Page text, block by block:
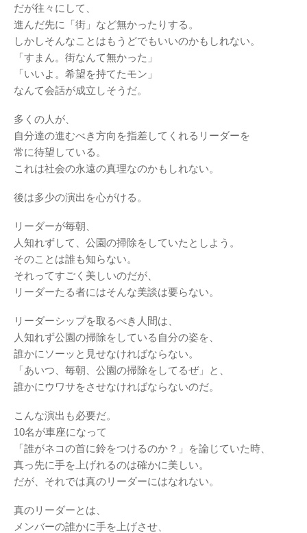
だが往々にして、
進んだ先に「街」など無かったりする。
しかしそんなことはもうどでもいいのかもしれない。
「すまん。街なんて無かった」
「いいよ。希望を持てたモン」
なんて会話が成立しそうだ。
多くの人が、
自分達の進むべき方向を指差してくれるリーダーを
常に待望している。
これは社会の永遠の真理なのかもしれない。
後は多少の演出を心がける。
リーダーが毎朝、
人知れずして、公園の掃除をしていたとしよう。
そのことは誰も知らない。
それってすごく美しいのだが、
リーダーたる者にはそんな美談は要らない。
リーダーシップを取るべき人間は、
人知れず公園の掃除をしている自分の姿を、
誰かにソーッと見せなければならない。
「あいつ、毎朝、公園の掃除をしてるぜ」と、
誰かにウワサをさせなければならないのだ。
こんな演出も必要だ。
10名が車座になって
「誰がネコの首に鈴をつけるのか？」を論じていた時、
真っ先に手を上げれるのは確かに美しい。
だが、それでは真のリーダーにはなれない。
真のリーダーとは、
メンバーの誰かに手を上げさせ、